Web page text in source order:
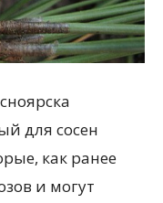
для сосен
как ранее
и могут